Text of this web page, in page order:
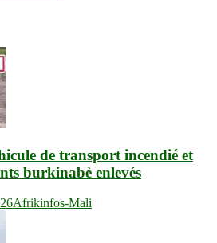
de transport incendié et
burkinabè enlevés
Afrikinfos-Mali